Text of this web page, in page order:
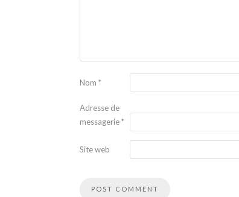
Nom *
Adresse de
messagerie*
Site web